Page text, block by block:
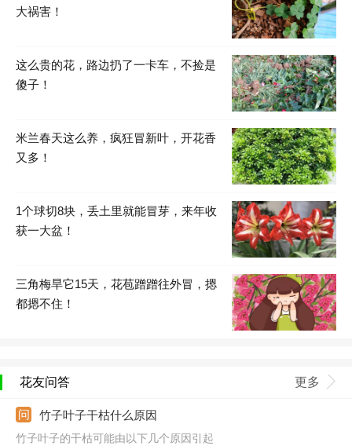
大祸害！
这么贵的花，路边扔了一卡车，不捡是
傻子！
米兰春天这么养，疯狂冒新叶，开花香
又多！
1个球切8块，丢土里就能冒芽，来年收
获一大盆！
三角梅旱它15天，花苞蹭蹭往外冒，摁
都摁不住！
花友问答 更多
竹子叶子干枯什么原因
竹子叶子的干枯可能由以下几个原因引起